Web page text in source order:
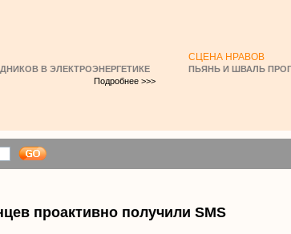
В ЭЛЕКТРОЭНЕРГЕТИКЕ
Подробнее >>>
СЦЕНА НРАВОВ
ПЬЯНЬ И ШВАЛЬ
проактивно получили SMS